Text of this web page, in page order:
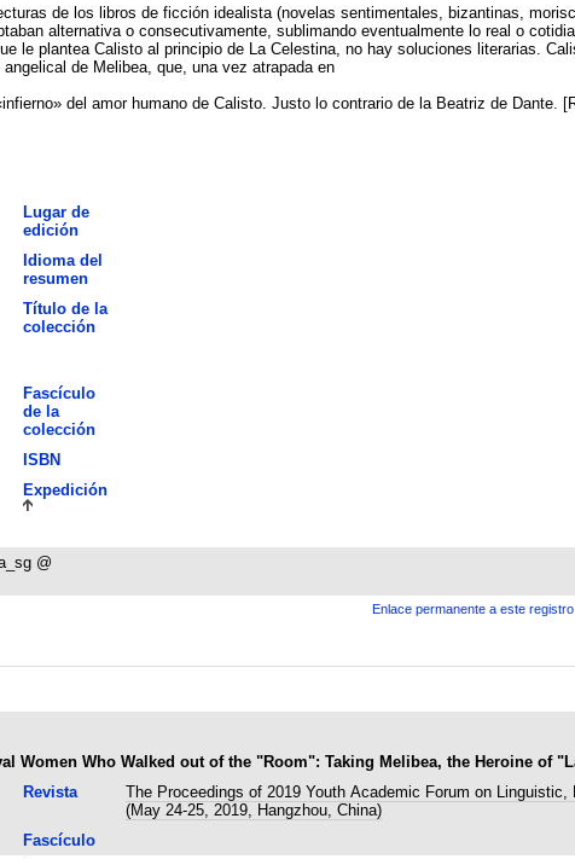
de los libros de ficción idealista (novelas sentimentales, bizantinas,
alternativa o consecutivamente, sublimando eventualmente lo real o
le plantea Calisto al principio de La Celestina, no hay soluciones literarias.
de Melibea, que, una vez atrapada en
del amor humano de Calisto. Justo lo contrario de la Beatriz de Dante.
Lugar de
edición
Idioma del
resumen
Título de la
colección
Fascículo
de la
colección
ISBN
Expedición
@
Enlace permanente a este registro
Women Who Walked out of the "Room": Taking Melibea, the Heroine of
Revista
The Proceedings of 2019 Youth Academic Forum on Linguistic,
(May 24-25, 2019, Hangzhou, China)
Fascículo